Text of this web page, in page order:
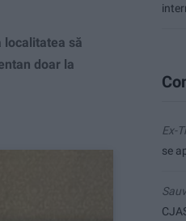
localitatea să
doar la
Ex-
se